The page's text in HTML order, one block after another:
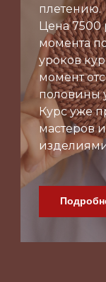
Полный
доступ